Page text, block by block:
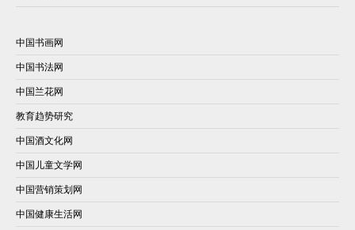
中国书画网
中国书法网
中国兰花网
教育趋势研究
中国酒文化网
中国儿童文学网
中国营销策划网
中国健康生活网